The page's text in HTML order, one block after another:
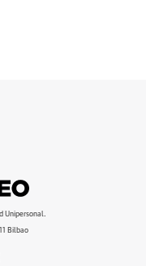
Unipersonal.
Bilbao